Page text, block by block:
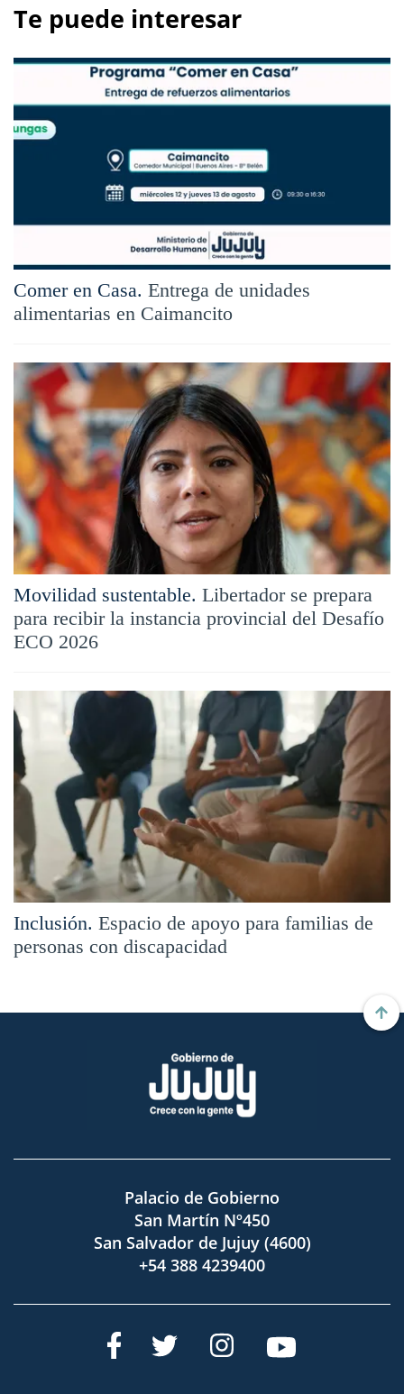
Te puede interesar
Comer en Casa. Entrega de unidades
alimentarias en Caimancito
Movilidad sustentable. Libertador se prepara
para recibir la instancia provincial del Desafío
ECO 2026
Inclusión. Espacio de apoyo para familias de
personas con discapacidad
Palacio de Gobierno
San Martín Nº450
San Salvador de Jujuy (4600)
+54 388 4239400